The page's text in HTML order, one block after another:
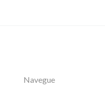
Navegue